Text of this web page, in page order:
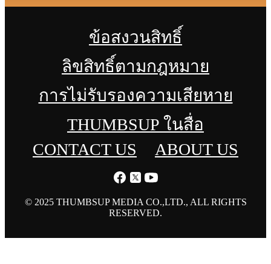
ข้อสงวนสิทธิ์
ลิขสิทธิ์ตามกฎหมาย
การไม่รับรองความเสียหาย
THUMBSUP ในสื่อ
CONTACT US
ABOUT US
© 2025 THUMBSUP MEDIA CO.,LTD., ALL RIGHTS
RESERVED.